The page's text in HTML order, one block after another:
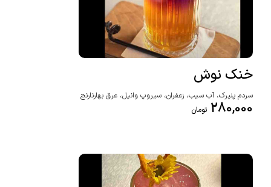
خنک نوش
سردم پنیرک، آب سیب، زعفران، سیروپ وانیل، عرق بهارنارنج
280,000 تومان